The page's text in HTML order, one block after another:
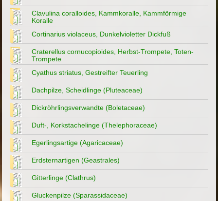
Clavulina coralloides, Kammkoralle, Kammförmige
Koralle
Cortinarius violaceus, Dunkelvioletter Dickfuß
Craterellus cornucopioides, Herbst-Trompete, Toten-
Trompete
Cyathus striatus, Gestreifter Teuerling
Dachpilze, Scheidlinge (Pluteaceae)
Dickröhrlingsverwandte (Boletaceae)
Duft-, Korkstachelinge (Thelephoraceae)
Egerlingsartige (Agaricaceae)
Erdsternartigen (Geastrales)
Gitterlinge (Clathrus)
Gluckenpilze (Sparassidaceae)